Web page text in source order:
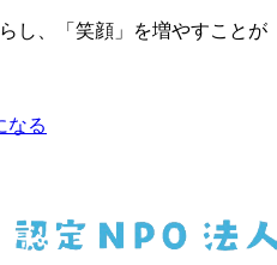
し、「笑顔」を増やすことが
なる